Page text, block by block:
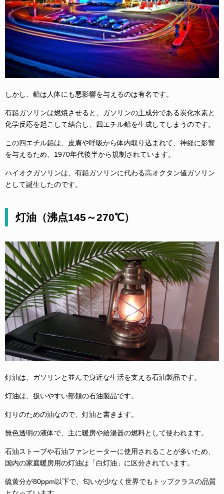
しかし、鉛は人体にも悪影響を与えるのは有名です。
有鉛ガソリンは燃焼させると、ガソリンの主成分である炭化水素と
化学反応を起こして結合し、四エチル鉛を生成してしまうのです。
この四エチル鉛は、皮膚や呼吸から体内取り込まれて、神経に影響
を与えるため、1970年代後半から規制されています。
ハイオクガソリンは、有鉛ガソリンに代わる高オクタン値ガソリン
として誕生したのです。
灯油（沸点145～270℃）
灯油は、ガソリンと並んで身近な生活を支える石油製品です。
灯油は、扱いやすい部類の石油製品です。
灯りのための油なので、灯油と書きます。
無色透明の液体で、主に暖房や給湯器の燃料として使われます。
石油ストーブや石油ファンヒーターに使用されることが多いため、
国内の家庭暖房用の灯油は「白灯油」に区分されています。
硫黄分が80ppm以下で、匂いが少なく世界でもトップクラスの品質